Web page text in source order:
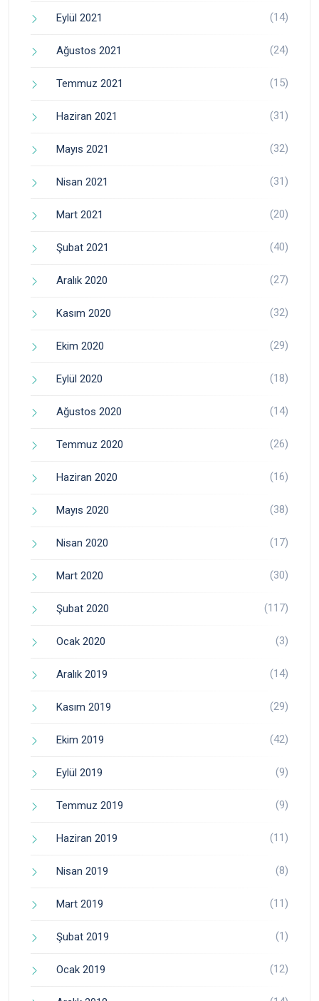
Eylül 2021 (14)
Ağustos 2021 (24)
Temmuz 2021 (15)
Haziran 2021 (31)
Mayıs 2021 (32)
Nisan 2021 (31)
Mart 2021 (20)
Şubat 2021 (40)
Aralık 2020 (27)
Kasım 2020 (32)
Ekim 2020 (29)
Eylül 2020 (18)
Ağustos 2020 (14)
Temmuz 2020 (26)
Haziran 2020 (16)
Mayıs 2020 (38)
Nisan 2020 (17)
Mart 2020 (30)
Şubat 2020 (117)
Ocak 2020 (3)
Aralık 2019 (14)
Kasım 2019 (29)
Ekim 2019 (42)
Eylül 2019 (9)
Temmuz 2019 (9)
Haziran 2019 (11)
Nisan 2019 (8)
Mart 2019 (11)
Şubat 2019 (1)
Ocak 2019 (12)